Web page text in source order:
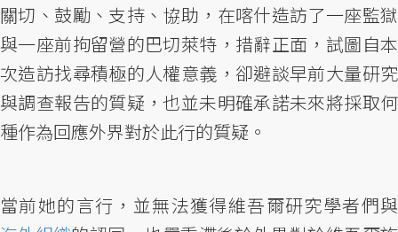
關切、鼓勵、支持、協助，在喀什造訪了一座監獄
與一座前拘留營的巴切萊特，措辭正面，試圖自本
次造訪找尋積極的人權意義，卻避談早前大量研究
與調查報告的質疑，也並未明確承諾未來將採取何
種作為回應外界對於此行的質疑。
當前她的言行，並無法獲得維吾爾研究學者們與